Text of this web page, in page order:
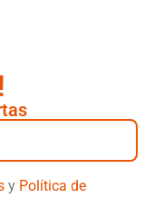
y Política de